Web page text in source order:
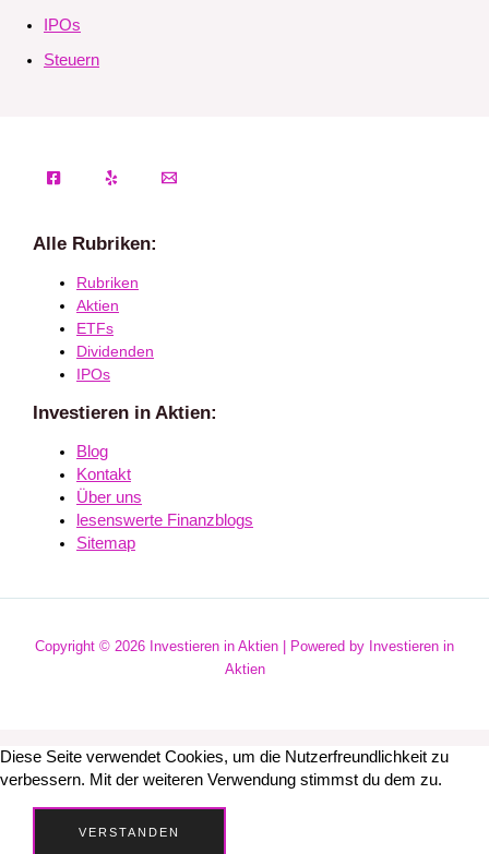
IPOs
Steuern
Alle Rubriken:
Rubriken
Aktien
ETFs
Dividenden
IPOs
Investieren in Aktien:
Blog
Kontakt
Über uns
lesenswerte Finanzblogs
Sitemap
Copyright © 2026 Investieren in Aktien | Powered by Investieren in
Aktien
Diese Seite verwendet Cookies, um die Nutzerfreundlichkeit zu
verbessern. Mit der weiteren Verwendung stimmst du dem zu.
VERSTANDEN